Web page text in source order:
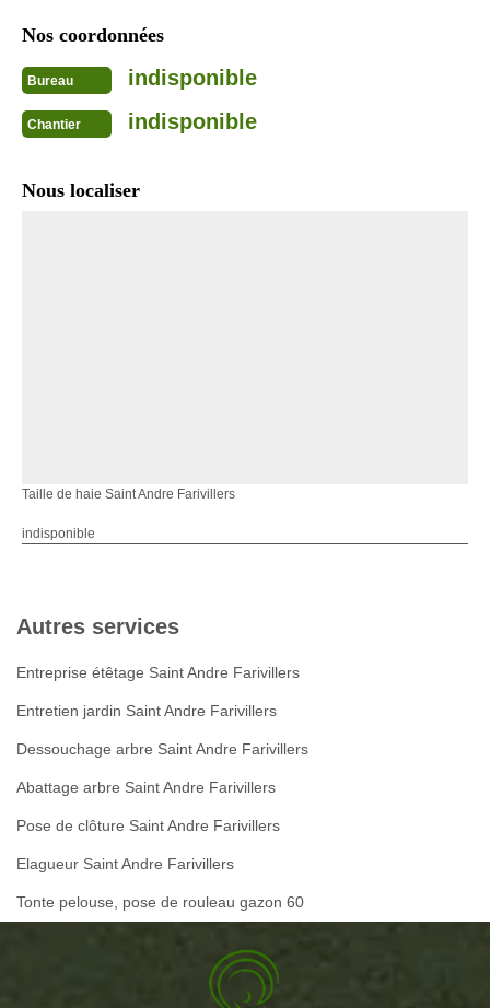
Nos coordonnées
Bureau indisponible
Chantier indisponible
Nous localiser
Taille de haie Saint Andre Farivillers
indisponible
Autres services
Entreprise étêtage Saint Andre Farivillers
Entretien jardin Saint Andre Farivillers
Dessouchage arbre Saint Andre Farivillers
Abattage arbre Saint Andre Farivillers
Pose de clôture Saint Andre Farivillers
Elagueur Saint Andre Farivillers
Tonte pelouse, pose de rouleau gazon 60